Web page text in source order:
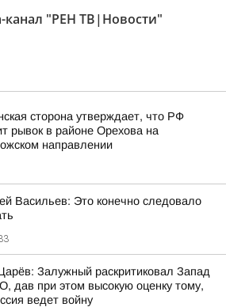
канал "РЕН ТВ|Новости"
сторона утверждает, что РФ
рывок в районе Орехова на
направлении
Васильев: Это конечно следовало
Залужный раскритиковал Запад
дав при этом высокую оценку тому,
ведет войну